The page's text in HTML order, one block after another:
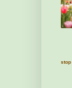
stop